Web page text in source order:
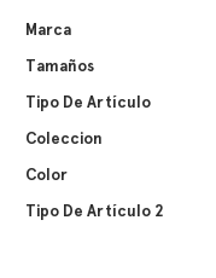
Marca
Tamaños
Tipo De Artículo
Coleccion
Color
Tipo De Artículo 2